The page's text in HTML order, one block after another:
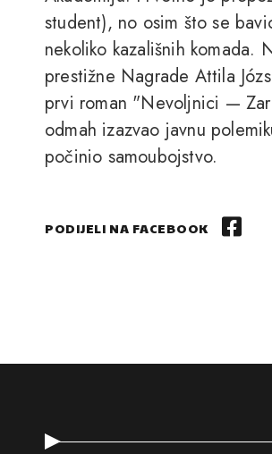
student), no osim što se
nekoliko kazališnih komada.
prestižne Nagrade Attila
prvi roman "Nevoljnici —
odmah izazvao javnu
počinio samoubojstvo.
PODIJELI NA FACEBOOK